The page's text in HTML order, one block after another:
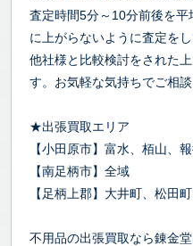
査定時間5分～10分前後を
に上がらないように査定をし
他社様と比較検討をされた
す。お気軽な気持ちでご相談
★出張買取エリア
【小田原市】富水、栢山、
【南足柄市】全域
【足柄上郡】大井町、松田
不用品の出張買取なら錬金堂